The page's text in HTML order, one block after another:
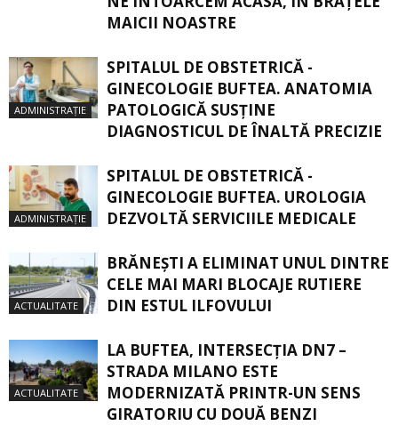
MAICII NOASTRE
ADMINISTRAȚIE
SPITALUL DE OBSTETRICĂ -
GINECOLOGIE BUFTEA. ANATOMIA
PATOLOGICĂ SUSŢINE
DIAGNOSTICUL DE ÎNALTĂ PRECIZIE
ADMINISTRAȚIE
SPITALUL DE OBSTETRICĂ -
GINECOLOGIE BUFTEA. UROLOGIA
DEZVOLTĂ SERVICIILE MEDICALE
ACTUALITATE
BRĂNEȘTI A ELIMINAT UNUL DINTRE
CELE MAI MARI BLOCAJE RUTIERE
DIN ESTUL ILFOVULUI
ACTUALITATE
LA BUFTEA, INTERSECŢIA DN7 –
STRADA MILANO ESTE
MODERNIZATĂ PRINTR-UN SENS
GIRATORIU CU DOUĂ BENZI